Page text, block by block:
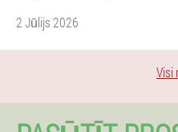
2 Jūlijs 2026
Visi